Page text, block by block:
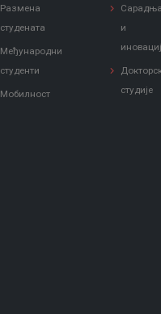
Размена
студената
Међународни
студенти
Мобилност
и
студије